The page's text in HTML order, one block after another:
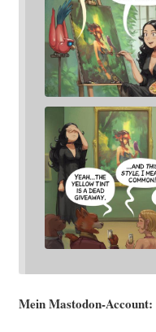
Mein Mast­o­don-Account: